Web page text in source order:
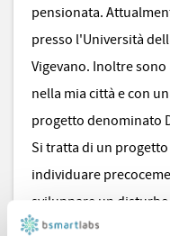
pensionata.
presso l'Università
Vigevano. Inoltre
nella mia città e con
progetto denominato
Si tratta di un
individuare
sviluppare un
in tutte le scuole di